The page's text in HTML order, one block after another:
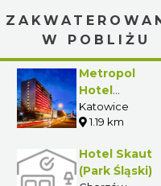
W POBLIŻU
Metropol
Hotel
Katowice
Katowice
1.19 km
Hotel Skaut
(Park Śląski)